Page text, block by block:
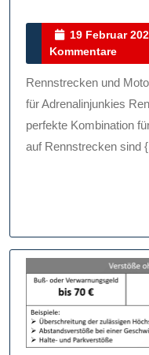
19 Februar
Kommentare
Rennstrecken und Motorräder: Die perfekte Kombination
für Adrenalinjunkies
perfekte Kombination
auf Rennstrecken sind